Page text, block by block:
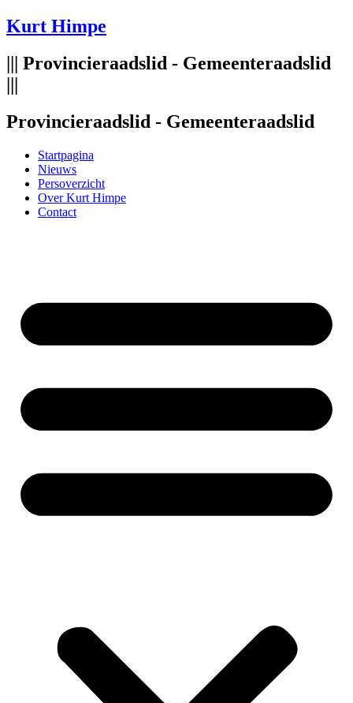
Spring
naar
inhoud
Kurt Himpe
||| Provincieraadslid - Gemeenteraadslid
|||
Provincieraadslid - Gemeenteraadslid
Startpagina
Nieuws
Persoverzicht
Over Kurt Himpe
Contact